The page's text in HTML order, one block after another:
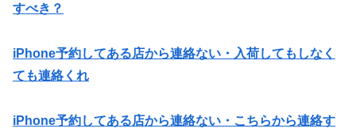
すべき？
iPhone予約してある店から連絡ない・入荷してもしなく
ても連絡くれ
iPhone予約してある店から連絡ない・こちらから連絡す